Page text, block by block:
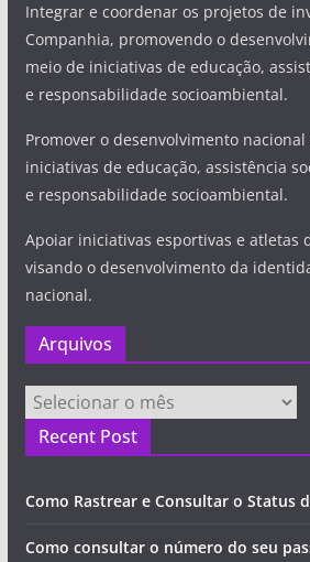
Integrar e coordenar os projetos de
Companhia, promovendo o
meio de iniciativas de educação,
e responsabilidade socioambiental.
Promover o desenvolvimento
iniciativas de educação, assistência
e responsabilidade socioambiental.
Apoiar iniciativas esportivas e atletas
visando o desenvolvimento da
nacional.
Arquivos
Arquivos
Recent Post
Como Rastrear e Consultar o Status
Como consultar o número do seu